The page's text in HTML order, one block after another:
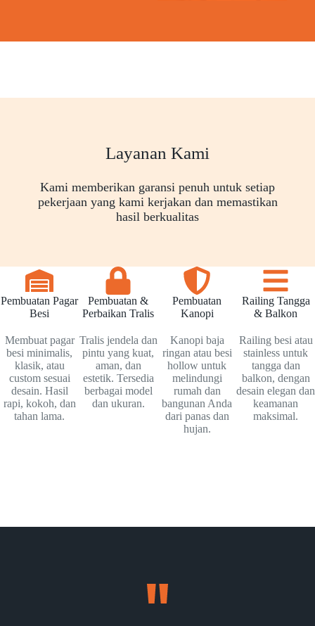
Layanan Kami
Kami memberikan garansi penuh untuk setiap
pekerjaan yang kami kerjakan dan memastikan
hasil berkualitas
Pembuatan Pagar
Besi
Membuat pagar
besi minimalis,
klasik, atau
custom sesuai
desain. Hasil
rapi, kokoh, dan
tahan lama.
Pembuatan &
Perbaikan Tralis
Tralis jendela dan
pintu yang kuat,
aman, dan
estetik. Tersedia
berbagai model
dan ukuran.
Pembuatan
Kanopi
Kanopi baja
ringan atau besi
hollow untuk
melindungi
rumah dan
bangunan Anda
dari panas dan
hujan.
Railing Tangga
& Balkon
Railing besi atau
stainless untuk
tangga dan
balkon, dengan
desain elegan dan
keamanan
maksimal.